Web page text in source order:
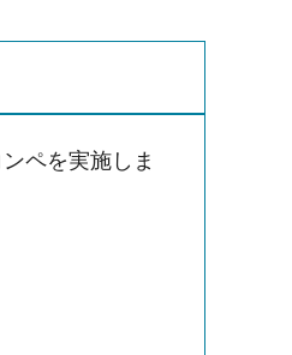
ペを実施しま